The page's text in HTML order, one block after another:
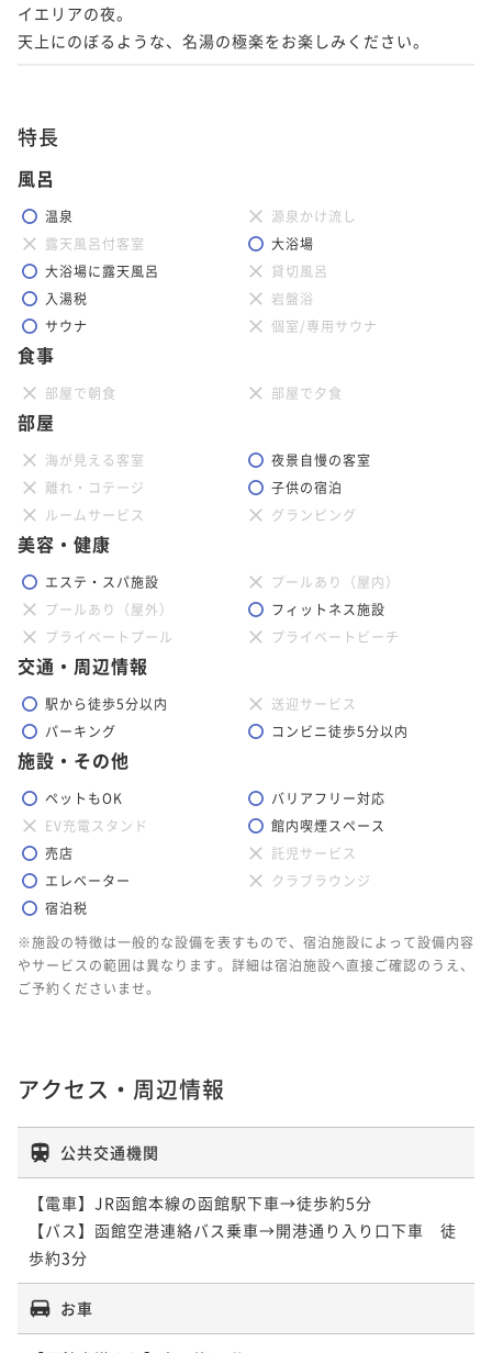
イエリアの夜。
天上にのぼるような、名湯の極楽をお楽しみください。
特長
風呂
温泉
源泉かけ流し
露天風呂付客室
大浴場
大浴場に露天風呂
貸切風呂
入湯税
岩盤浴
サウナ
個室/専用サウナ
食事
部屋で朝食 部屋で夕食
部屋
海が見える客室
夜景自慢の客室
離れ・コテージ
子供の宿泊
ルームサービス
グランピング
美容・健康
エステ・スパ施設
プールあり（屋内）
プールあり（屋外）
フィットネス施設
プライベートプール
プライベートビーチ
交通・周辺情報
駅から徒歩5分以内
送迎サービス
パーキング
コンビニ徒歩5分以内
施設・その他
ペットもOK
バリアフリー対応
EV充電スタンド
館内喫煙スペース
売店
託児サービス
エレベーター
クラブラウンジ
宿泊税
※施設の特徴は一般的な設備を表すもので、宿泊施設によって設備内容
やサービスの範囲は異なります。詳細は宿泊施設へ直接ご確認のうえ、
ご予約くださいませ。
アクセス・周辺情報
公共交通機関
【電車】JR函館本線の函館駅下車→徒歩約5分
【バス】函館空港連絡バス乗車→開港通り入り口下車　徒
歩約3分
お車